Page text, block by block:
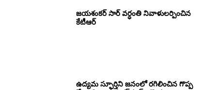
జయశంకర్ సార్ వర్ధంతి నివాళులర్పించిన
కేటీఆర్
ఉద్యమ స్ఫూర్తిని జనంలో రగిలించిన గొప్ప